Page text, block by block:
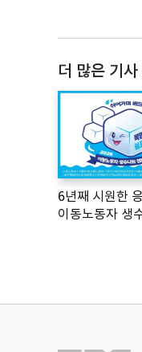
더 많은 기사
6년째 시원한
이동노동자 생